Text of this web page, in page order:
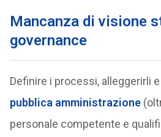
Mancanza di visione
governance
Definire i processi, alleggerirli e
pubblica amministrazione
personale competente e